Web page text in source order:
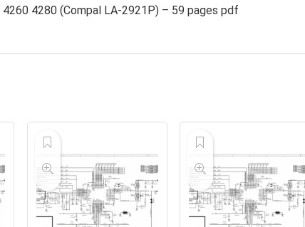
4280 (Compal LA-2921P) – 59 pages pdf